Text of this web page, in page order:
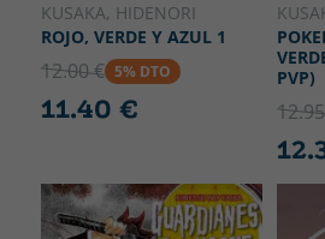
KUSAKA, HIDENORI
ROJO, VERDE Y AZUL 1
12.00 € 5% DTO
11.40 €
PVP)